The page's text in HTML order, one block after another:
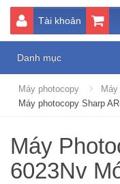
Tài khoản
Danh mục
Máy photocopy
Máy photocopy Sharp
Máy
6023Nv